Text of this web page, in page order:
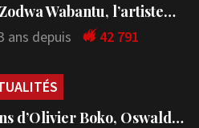
Wabantu, l’artiste…
ans depuis 42 791
d’Olivier Boko, Oswald…